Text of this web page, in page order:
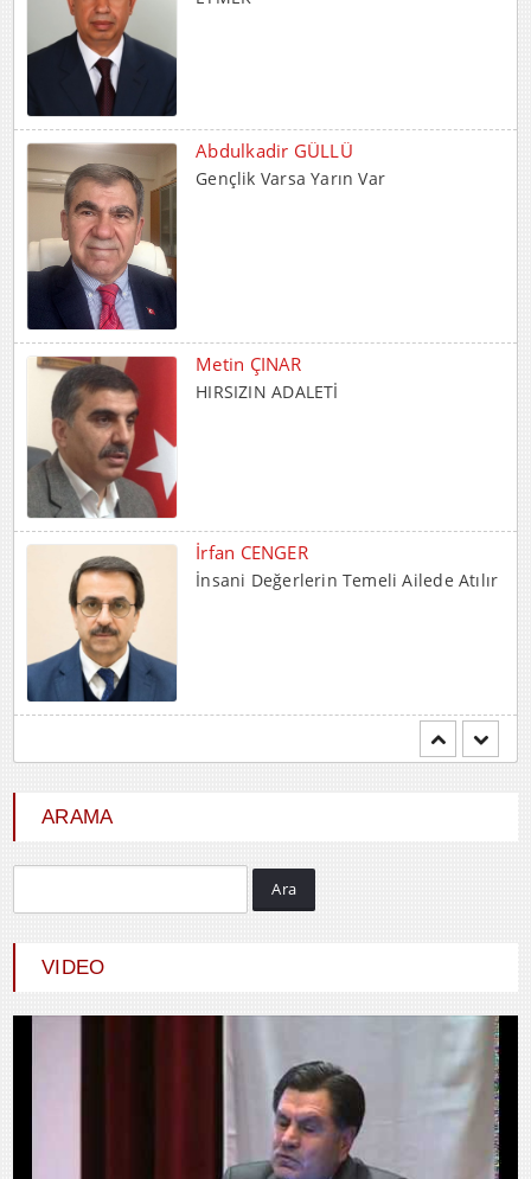
Abdulkadir GÜLLÜ
Gençlik Varsa Yarın Var
Metin ÇINAR
HIRSIZIN ADALETİ
İrfan CENGER
İnsani Değerlerin Temeli Ailede Atılır
YENİ DÜNYA DÜZENİNDE
ARAMA
Ara
VIDEO